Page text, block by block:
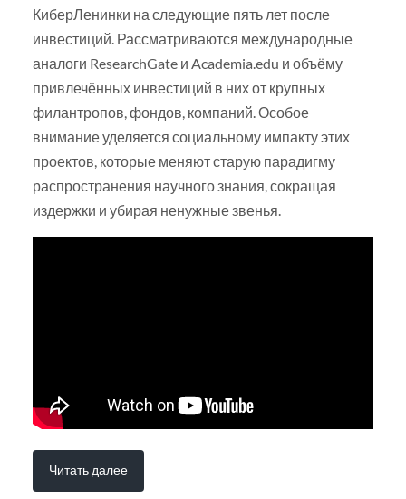
КиберЛенинки на следующие пять лет после
инвестиций. Рассматриваются международные
аналоги ResearchGate и Academia.edu и объёму
привлечённых инвестиций в них от крупных
филантропов, фондов, компаний. Особое
внимание уделяется социальному импакту этих
проектов, которые меняют старую парадигму
распространения научного знания, сокращая
издержки и убирая ненужные звенья.
Читать далее